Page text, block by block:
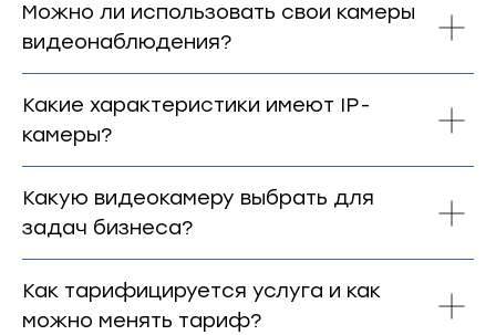
Можно ли использовать свои камеры
видеонаблюдения?
Какие характеристики имеют IP-
камеры?
Какую видеокамеру выбрать для
задач бизнеса?
Как тарифицируется услуга и как
можно менять тариф?